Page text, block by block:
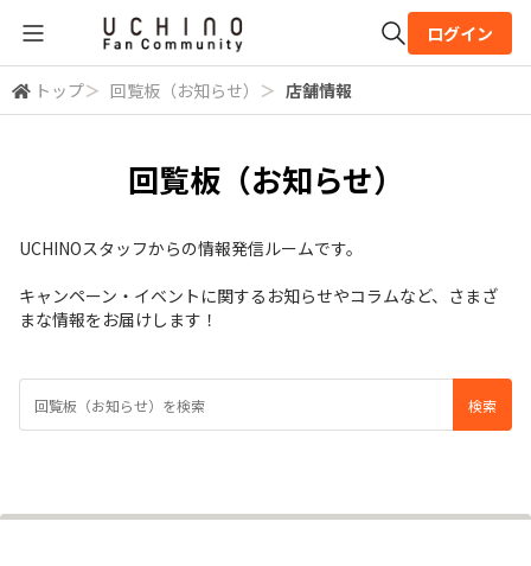
全体検索
ログイン
トップ＞ 回覧板（お知らせ） ＞ 店舗情報
回覧板（お知らせ）
UCHINOスタッフからの情報発信ルームです。
キャンペーン・イベントに関するお知らせやコラムなど、さまざ
まな情報をお届けします！